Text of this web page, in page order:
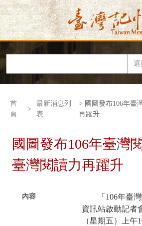
選
首
頁
>
最新消息列
表
> 國圖發布106年臺
再躍升
國圖發布106年臺灣
臺灣閱讀力再躍升
內容
「106年臺灣
資訊站啟動記者
（星期五）上午